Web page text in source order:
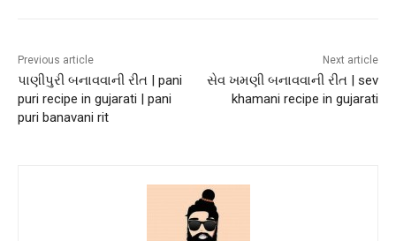
Previous article
પાણીપુરી બનાવવાની રીત | pani
puri recipe in gujarati | pani
puri banavani rit
Next article
સેવ ખમણી બનાવવાની રીત | sev
khamani recipe in gujarati